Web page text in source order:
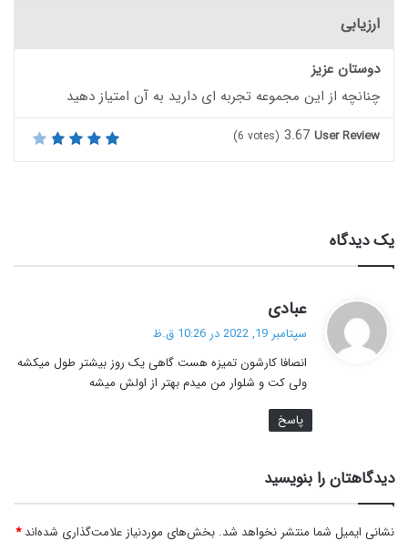
ارزیابی
دوستان عزیز
چنانچه از این مجموعه تجربه ای دارید به آن امتیاز دهید
User Review
3.67
(6 votes)
یک دیدگاه
عبادی
ف
:
سپتامبر 19, 2022 در 10:26 ق.ظ
انصافا کارشون تمیزه هست گاهی یک روز بیشتر طول میکشه
ولی کت و شلوار من میدم بهتر از اولش میشه
پاسخ
دیدگاهتان را بنویسید
نشانی ایمیل شما منتشر نخواهد شد. بخش‌های موردنیاز علامت‌گذاری شده‌اند*